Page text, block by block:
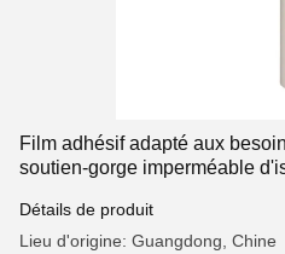
Film adhésif adapté aux
soutien-gorge imperméable
Détails de produit
Lieu d'origine: Guangdong, Chine